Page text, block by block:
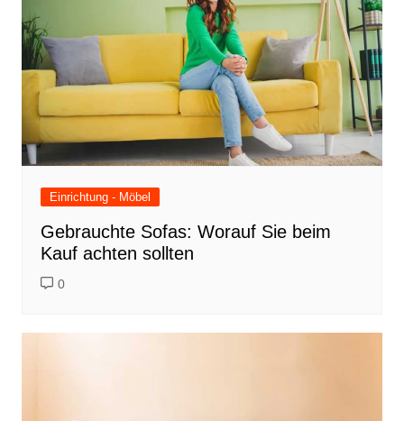
Einrichtung - Möbel
Gebrauchte Sofas: Worauf Sie beim
Kauf achten sollten
0